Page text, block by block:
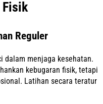
Reguler
dalam menjaga kesehatan.
kebugaran fisik, tetapi
Latihan secara teratur